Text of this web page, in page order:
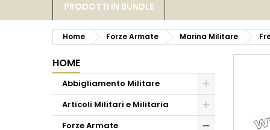
PRODOTTI IN BUNDLE
Home Forze Armate Marina Militare
HOME
Abbigliamento Militare
Articoli Militari e Militaria
Forze Armate